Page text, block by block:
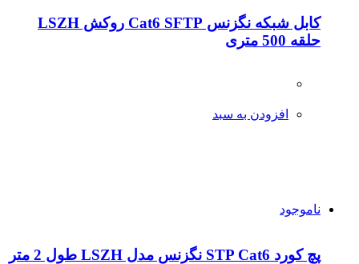
کابل شبکه نگزنس Cat6 SFTP روکش LSZH
حلقه 500 متری
افزودن به سبد
ناموجود
پچ کورد STP Cat6 نگزنس مدل LSZH طول 2 متر